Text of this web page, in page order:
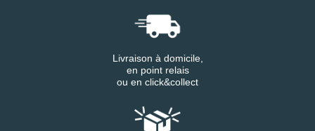
Livraison à domicile,
en point relais
ou en click&collect